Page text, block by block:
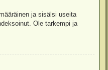
ja sisälsi useita
Ole tarkempi ja